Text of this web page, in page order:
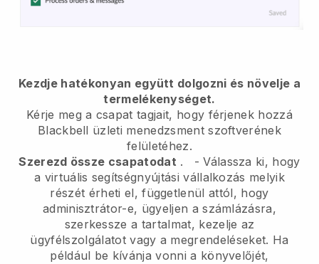
Kezdje hatékonyan együtt dolgozni és növelje a
termelékenységet.
Kérje meg a csapat tagjait, hogy férjenek hozzá
Blackbell üzleti menedzsment szoftverének
felületéhez.
Szerezd össze csapatodat . -Válassza ki, hogy
a virtuális segítségnyújtási vállalkozás melyik
részét érheti el, függetlenül attól, hogy
adminisztrátor-e, ügyeljen a számlázásra,
szerkessze a tartalmat, kezelje az
ügyfélszolgálatot vagy a megrendeléseket. Ha
például be kívánja vonni a könyvelőjét,